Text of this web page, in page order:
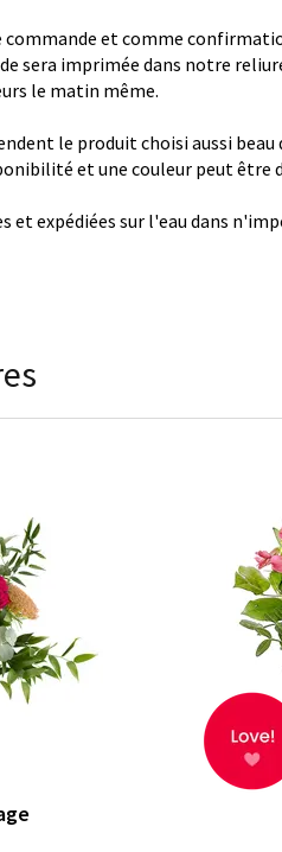
et comme
sera imprimée dans notre
le matin même.
le produit choisi aussi
et une couleur peut être
et expédiées sur l'eau dans